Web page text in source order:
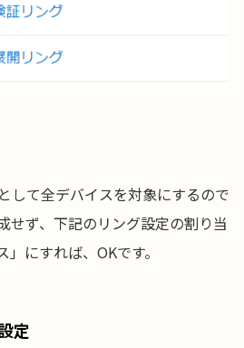
して全デバイスを対象にするので
せず、下記のリング設定の割り当
にすれば、OKです。
定